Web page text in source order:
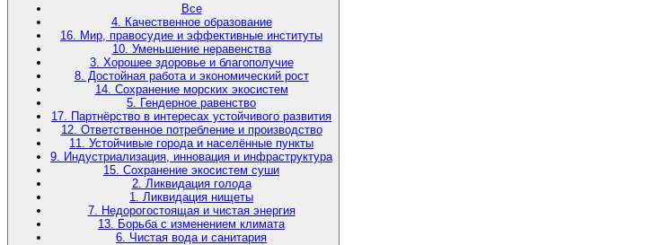
Все
4. Качественное образование
16. Мир, правосудие и эффективные институты
10. Уменьшение неравенства
3. Хорошее здоровье и благополучие
8. Достойная работа и экономический рост
14. Сохранение морских экосистем
5. Гендерное равенство
17. Партнёрство в интересах устойчивого развития
12. Ответственное потребление и производство
11. Устойчивые города и населённые пункты
9. Индустриализация, инновация и инфраструктура
15. Сохранение экосистем суши
2. Ликвидация голода
1. Ликвидация нищеты
7. Недорогостоящая и чистая энергия
13. Борьба с изменением климата
6. Чистая вода и санитария